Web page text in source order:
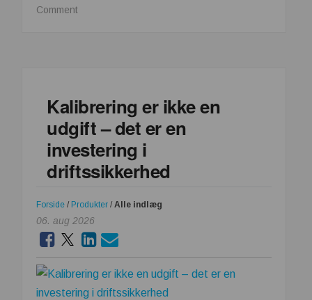
Commenton
én
dag
er
nok?
Kalibrering er ikke en
udgift – det er en
investering i
driftssikkerhed
Forside / Produkter / Alle indlæg
06. aug 2026